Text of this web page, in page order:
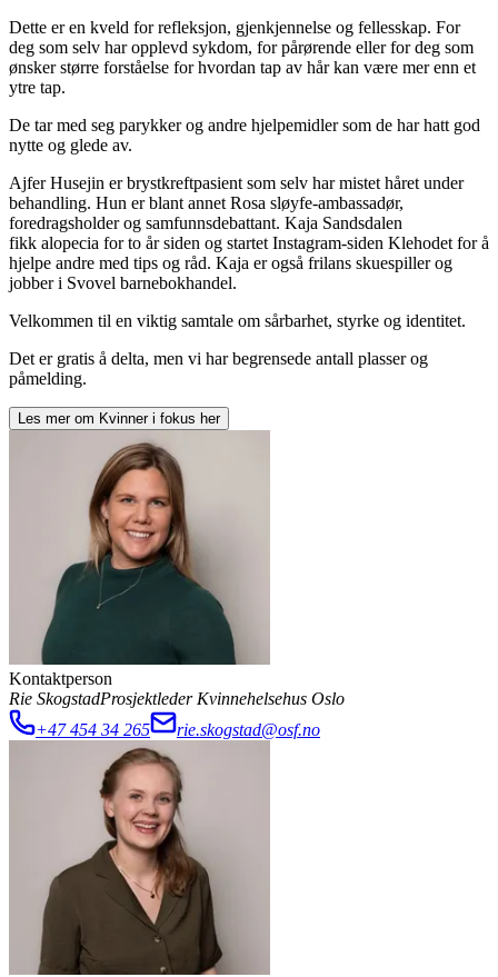
Dette er en kveld for refleksjon, gjenkjennelse og fellesskap. For
deg som selv har opplevd sykdom, for pårørende eller for deg som
ønsker større forståelse for hvordan tap av hår kan være mer enn et
ytre tap.
De tar med seg parykker og andre hjelpemidler som de har hatt god
nytte og glede av.
Ajfer Husejin er brystkreftpasient som selv har mistet håret under
behandling. Hun er blant annet Rosa sløyfe-ambassadør,
foredragsholder og samfunnsdebattant. Kaja Sandsdalen
fikk alopecia for to år siden og startet Instagram-siden Klehodet for å
hjelpe andre med tips og råd. Kaja er også frilans skuespiller og
jobber i Svovel barnebokhandel.
Velkommen til en viktig samtale om sårbarhet, styrke og identitet.
Det er gratis å delta, men vi har begrensede antall plasser og
påmelding.
Les mer om Kvinner i fokus her
Kontaktperson
Rie SkogstadProsjektleder Kvinnehelsehus Oslo
+47 454 34 265
rie.skogstad@osf.no